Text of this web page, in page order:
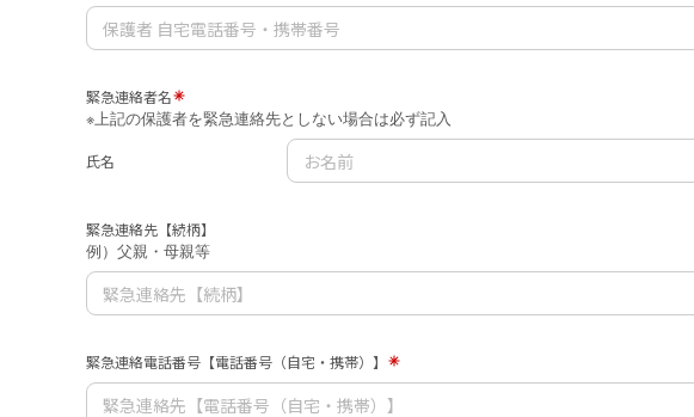
緊急連絡者名
※上記の保護者を緊急連絡先としない場合は必ず記入
氏名
緊急連絡先【続柄】
例）父親・母親等
緊急連絡電話番号【電話番号（自宅・携帯）】